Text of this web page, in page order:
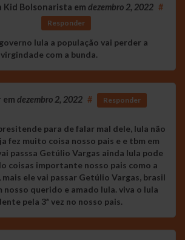
Kid Bolsonarista em dezembro 2, 2022 #
Responder
lula a população vai perder a
virgindade com a bunda.
em dezembro 2, 2022 # Responder
para de falar mal dele, lula não
fez muito coisa nosso pais e e tbm em
passsa Getúlio Vargas ainda lula pode
coisas importante nosso pais como a
ele vai passar Getúlio Vargas, brasil
nosso querido e amado lula. viva o lula
pela 3ª vez no nosso pais.